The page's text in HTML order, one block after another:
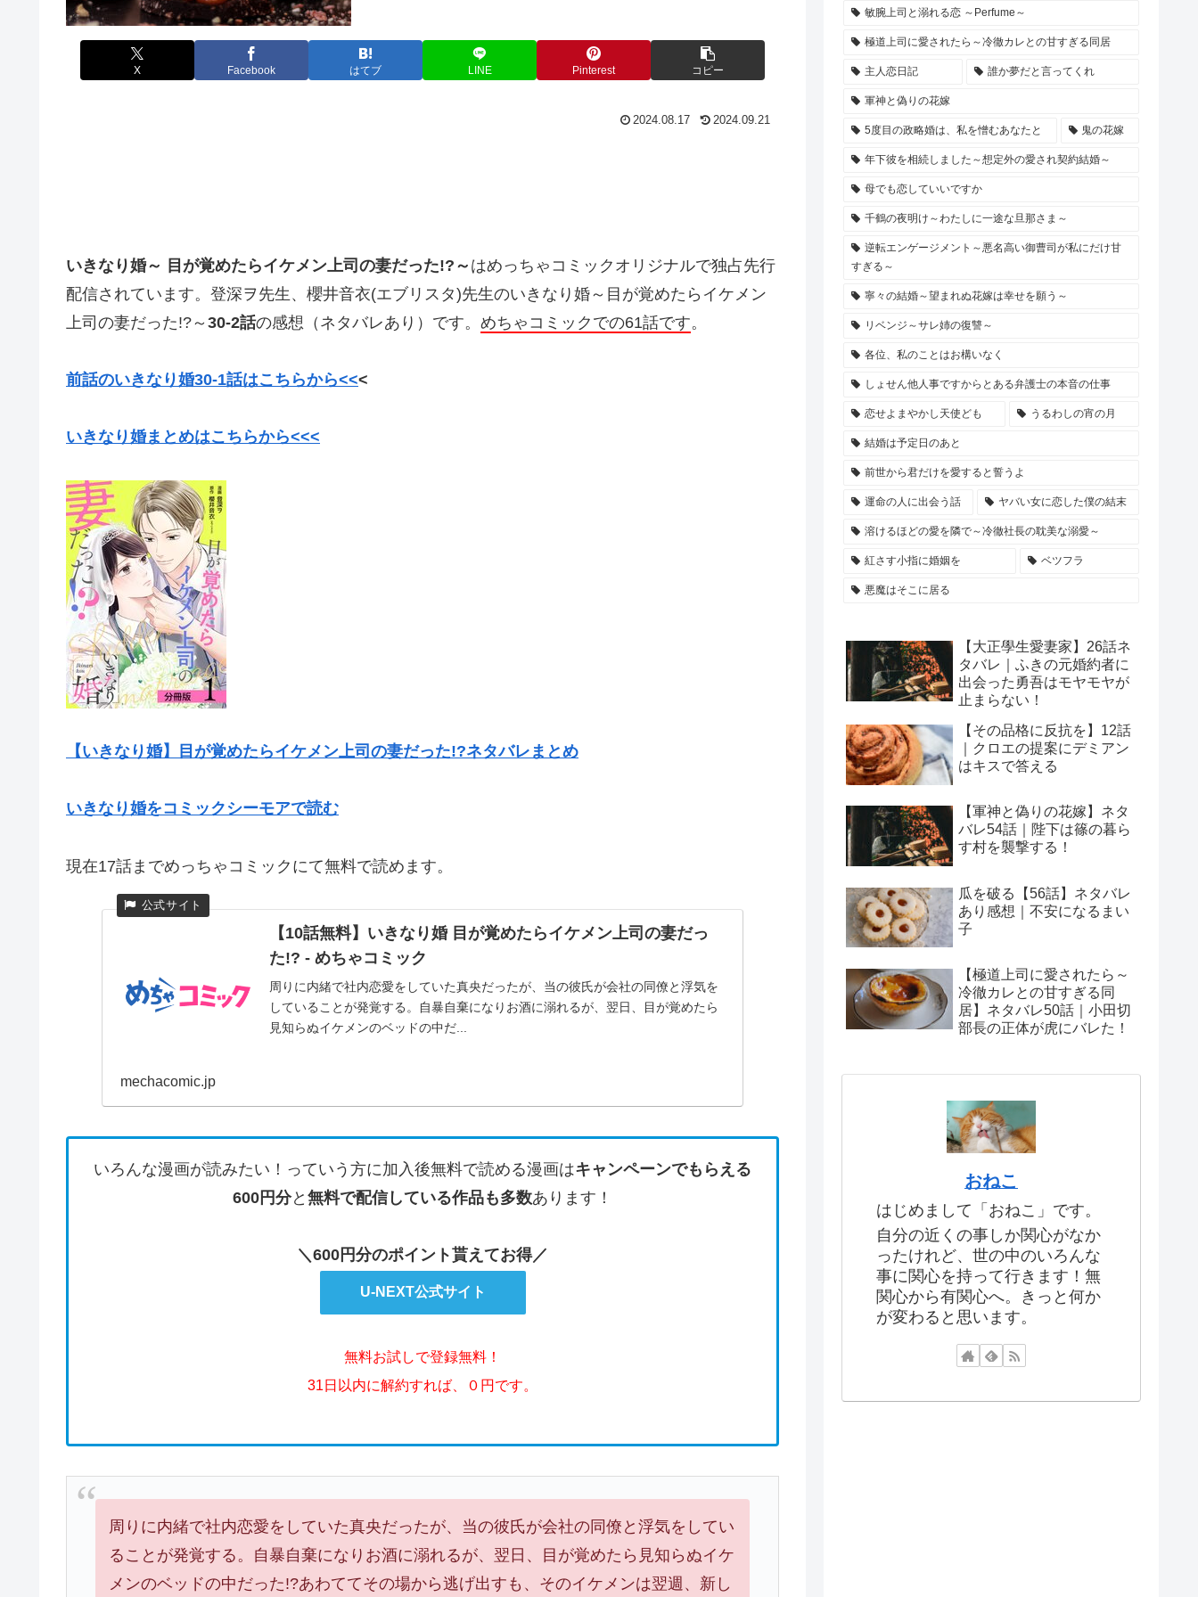
X Facebook はてブ LINE Pinterest コピー
2024.08.17 2024.09.21
いきなり婚～ 目が覚めたらイケメン上司の妻だった!? ～ はめっちゃコミックオリジナルで独占先行
配信されています。 登深ヲ先生、 櫻井音衣(エブリスタ)先生のいきなり婚～目が覚めたらイケメン
上司の妻だった!?～ 30-2話の感想（ネタバレあり）です。 めちゃコミックでの61話です。
前話のいきなり婚30-1話はこちらから<<<
いきなり婚まとめはこちらから<<<
【いきなり婚】目が覚めたらイケメン上司の妻だった!?ネタバレまとめ
いきなり婚をコミックシーモアで読む
現在17話までめっちゃコミックにて無料で読めます。
【10話無料】いきなり婚 目が覚めたらイケメン上司の妻だっ
た!? - めちゃコミック
周りに内緒で社内恋愛をしていた真央だったが、当の彼氏が会社の同僚と浮気を
していることが発覚する。自暴自棄になりお酒に溺れるが、翌日、目が覚めたら
見知らぬイケメンのベッドの中だ...
mechacomic.jp
いろんな漫画が読みたい！っていう方に加入後無料で読める漫画はキャンペーンでもらえる
600円分と 無料で配信している作品も多数あります！
＼600円分のポイント貰えてお得／
U-NEXT公式サイト
無料お試しで登録無料！
31日以内に解約すれば、０円です。
周りに内緒で社内恋愛をしていた真央だったが、当の彼氏が会社の同僚と浮気をしてい
ることが発覚する。自暴自棄になりお酒に溺れるが、翌日、目が覚めたら見知らぬイケ
メンのベッドの中だった!?あわててその場から逃げ出すも、そのイケメンは翌週、新し
敏腕上司と溺れる恋 ～Perfume～
極道上司に愛されたら～冷徹カレとの甘すぎる同居
主人恋日記 誰か夢だと言ってくれ
軍神と偽りの花嫁
5度目の政略婚は、私を憎むあなたと 鬼の花嫁
年下彼を相続しました～想定外の愛され契約結婚～
母でも恋していいですか
千鶴の夜明け～わたしに一途な旦那さま～
逆転エンゲージメント～悪名高い御曹司が私にだけ甘
すぎる～
寧々の結婚～望まれぬ花嫁は幸せを願う～
リベンジ～サレ姉の復讐～
各位、私のことはお構いなく
しょせん他人事ですからとある弁護士の本音の仕事
恋せよまやかし天使ども うるわしの宵の月
結婚は予定日のあと
前世から君だけを愛すると誓うよ
運命の人に出会う話 ヤバい女に恋した僕の結末
溶けるほどの愛を隣で～冷徹社長の耽美な溺愛～
紅さす小指に婚姻を ベツフラ
悪魔はそこに居る
【大正學生愛妻家】26話ネ
タバレ｜ふきの元婚約者に
出会った勇吾はモヤモヤが
止まらない！
【その品格に反抗を】12話
｜クロエの提案にデミアン
はキスで答える
【軍神と偽りの花嫁】ネタ
バレ54話｜陛下は篠の暮ら
す村を襲撃する！
瓜を破る【56話】ネタバレ
あり感想｜不安になるまい
子
【極道上司に愛されたら～
冷徹カレとの甘すぎる同
居】ネタバレ50話｜小田切
部長の正体が虎にバレた！
おねこ
はじめまして「おねこ」です。
自分の近くの事しか関心がなか
ったけれど、世の中のいろんな
事に関心を持って行きます！無
関心から有関心へ。きっと何か
が変わると思います。